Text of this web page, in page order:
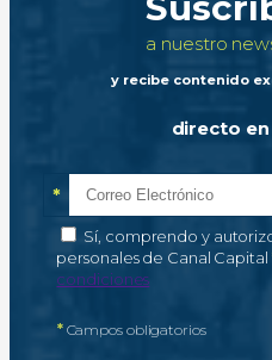
a nuestro
y recibe contenido
directo
Correo electrónico
*Campo obligatorio
Autorización de
Sí, comprendo y
personales de Canal Capital
condiciones
*Campos obligatorios